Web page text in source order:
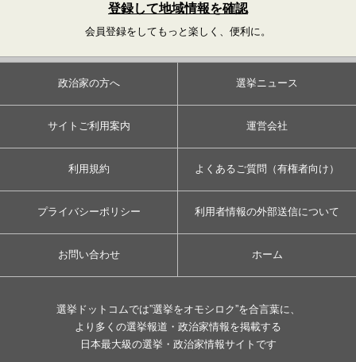
登録して地域情報を確認
会員登録をしてもっと楽しく、便利に。
政治家の方へ 選挙ニュース
サイトご利用案内 運営会社
利用規約 よくあるご質問（有権者向け）
プライバシーポリシー 利用者情報の外部送信について
お問い合わせ ホーム
選挙ドットコムでは”選挙をオモシロク”を合言葉に、
より多くの選挙報道・政治家情報を掲載する
日本最大級の選挙・政治家情報サイトです